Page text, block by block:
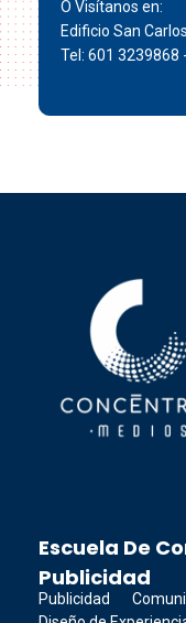
O Visítanos en:
Edificio San
Tel: 601 3239868
Escuela De
Publicidad
Publicidad